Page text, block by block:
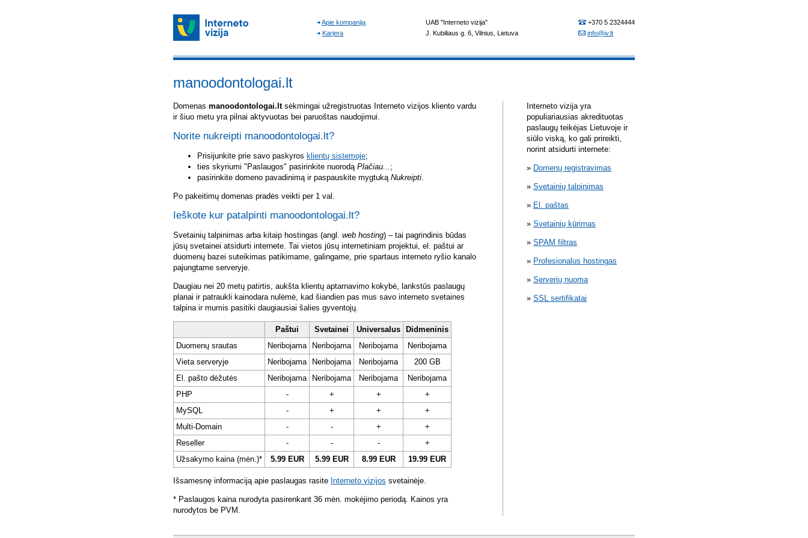
manoodontologai.lt
Domenas manoodontologai.ltsėkmingai užregistruotas Interneto vizijos kliento vardu
ir šiuo metu yra pilnai aktyvuotas bei paruoštas naudojimui.
Norite nukreipti manoodontologai.lt?
Prisijunkite prie savo paskyros klientų sistemoje;
ties skyriumi "Paslaugos" pasirinkite nuorodą Plačiau... ;
pasirinkite domeno pavadinimą ir paspauskite mygtuką Nukreipti.
Po pakeitimų domenas pradės veikti per 1 val.
Ieškote kur patalpinti manoodontologai.lt?
Svetainių talpinimas arba kitaip hostingas (angl. web hosting) – tai pagrindinis būdas
jūsų svetainei atsidurti internete. Tai vietos jūsų internetiniam projektui, el. paštui ar
duomenų bazei suteikimas patikimame, galingame, prie spartaus interneto ryšio kanalo
pajungtame serveryje.
Daugiau nei 20 metų patirtis, aukšta klientų aptarnavimo kokybė, lankstūs paslaugų
planai ir patraukli kainodara nulėmė, kad šiandien pas mus savo interneto svetaines
talpina ir mumis pasitiki daugiausiai šalies gyventojų.
Paštui Svetainei Universalus
Didmeninis
Duomenų srautas
Neribojama Neribojama Neribojama
Neribojama
Vieta serveryje
Neribojama Neribojama Neribojama
200 GB
El. pašto dėžutės
Neribojama Neribojama Neribojama
Neribojama
PHP
- + +
+
MySQL
- + +
+
Multi-Domain
- - +
+
Reseller
- - -
+
Užsakymo kaina (mėn.)*
5.99 EUR 5.99 EUR 8.99 EUR 19.99 EUR
Išsamesnę informaciją apie paslaugas rasite Interneto vizijos svetainėje.
* Paslaugos kaina nurodyta pasirenkant 36 mėn. mokėjimo periodą. Kainos yra
nurodytos be PVM.
Interneto vizija yra
populiariausias akredituotas
paslaugų teikėjas Lietuvoje ir
siūlo viską, ko gali prireikti,
norint atsidurti internete:
Domenų registravimas
Svetainių talpinimas
El. paštas
Svetainių kūrimas
SPAM filtras
Profesionalus hostingas
Serverių nuoma
SSL sertifikatai